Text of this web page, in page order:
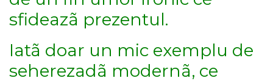
sfideazã prezentul.
Iatã doar un mic exemplu de
seherezadã modernã, ce